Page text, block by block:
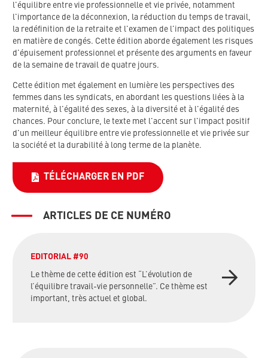
l'équilibre entre vie professionnelle et vie privée, notamment
l'importance de la déconnexion, la réduction du temps de travail,
la redéfinition de la retraite et l'examen de l'impact des politiques
en matière de congés. Cette édition aborde également les risques
d'épuisement professionnel et présente des arguments en faveur
de la semaine de travail de quatre jours.
Cette édition met également en lumière les perspectives des
femmes dans les syndicats, en abordant les questions liées à la
maternité, à l'égalité des sexes, à la diversité et à l'égalité des
chances. Pour conclure, le texte met l'accent sur l'impact positif
d'un meilleur équilibre entre vie professionnelle et vie privée sur
la société et la durabilité à long terme de la planète.
TÉLÉCHARGER EN PDF
ARTICLES DE CE NUMÉRO
EDITORIAL #90
Le thème de cette édition est “L’évolution de
l’équilibre travail-vie personnelle”. Ce thème est
important, très actuel et global.